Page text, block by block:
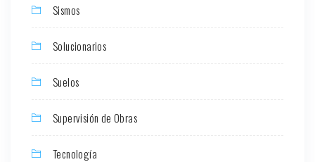
Sismos
Solucionarios
Suelos
Supervisión de Obras
Tecnología